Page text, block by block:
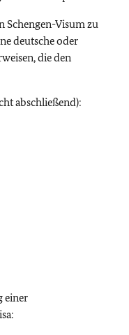
Schengen-Visum zu
deutsche oder
die den
abschließend):
einer